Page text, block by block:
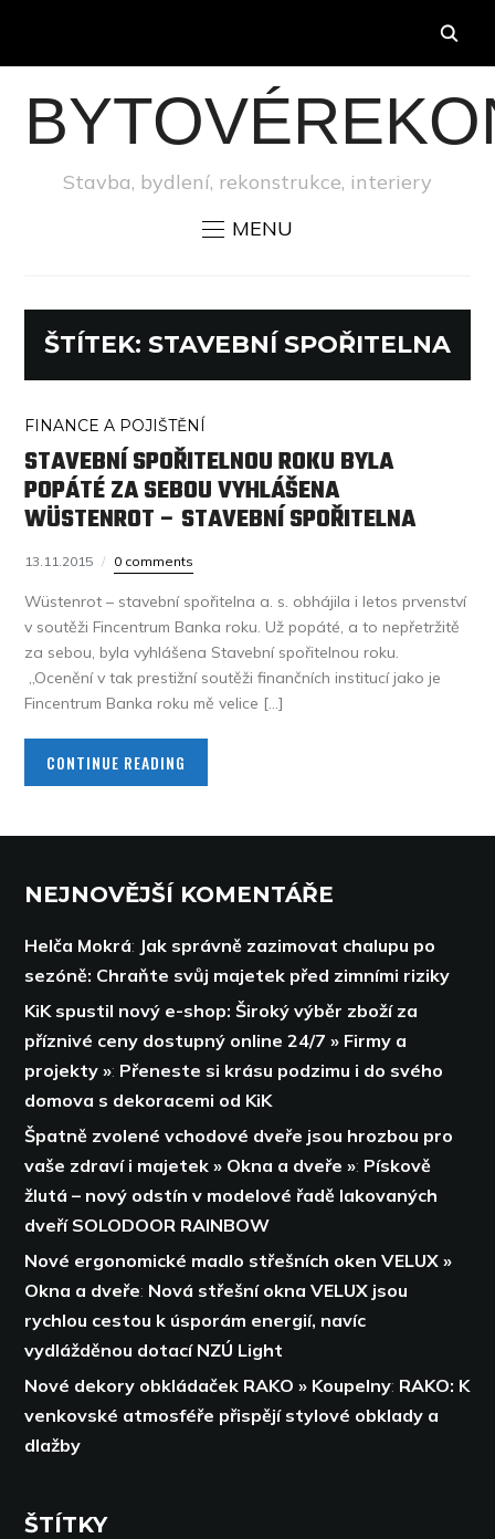
Stavba, bydlení, rekonstrukce, interiery
MENU
ŠTÍTEK: STAVEBNÍ SPOŘITELNA
FINANCE A POJIŠTĚNÍ
STAVEBNÍ SPOŘITELNOU ROKU BYLA
POPÁTÉ ZA SEBOU VYHLÁŠENA
WÜSTENROT – STAVEBNÍ SPOŘITELNA
13.11.2015 0 comments
Wüstenrot – stavební spořitelna a. s. obhájila i letos prvenství
v soutěži Fincentrum Banka roku. Už popáté, a to nepřetržitě
za sebou, byla vyhlášena Stavební spořitelnou roku.
„Ocenění v tak prestižní soutěži finančních institucí jako je
Fincentrum Banka roku mě velice […]
CONTINUE READING
NEJNOVĚJŠÍ KOMENTÁŘE
Helča Mokrá: Jak správně zazimovat chalupu po
sezóně: Chraňte svůj majetek před zimními riziky
KiK spustil nový e-shop: Široký výběr zboží za
příznivé ceny dostupný online 24/7 » Firmy a
projekty »: Přeneste si krásu podzimu i do svého
domova s dekoracemi od KiK
Špatně zvolené vchodové dveře jsou hrozbou pro
vaše zdraví i majetek » Okna a dveře »: Pískově
žlutá – nový odstín v modelové řadě lakovaných
dveří SOLODOOR RAINBOW
Nové ergonomické madlo střešních oken VELUX »
Okna a dveře: Nová střešní okna VELUX jsou
rychlou cestou k úsporám energií, navíc
vydlážděnou dotací NZÚ Light
Nové dekory obkládaček RAKO » Koupelny: RAKO: K
venkovské atmosféře přispějí stylové obklady a
dlažby
ŠTÍTKY